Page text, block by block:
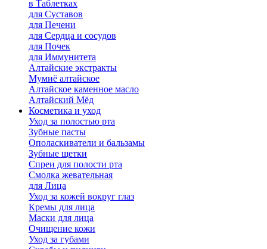
в Таблетках
для Cуставов
для Печени
для Сердца и сосудов
для Почек
для Иммунитета
Алтайские экстракты
Мумиё алтайское
Алтайское каменное масло
Алтайский Мёд
Косметика и уход
Уход за полостью рта
Зубные пасты
Ополаскиватели и бальзамы
Зубные щетки
Спреи для полости рта
Смолка жевательная
для Лица
Уход за кожей вокруг глаз
Кремы для лица
Маски для лица
Очищение кожи
Уход за губами